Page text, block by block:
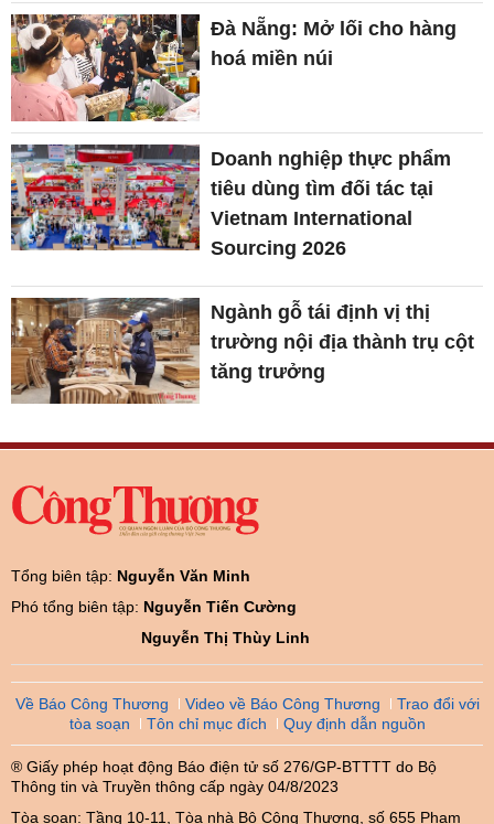
Đà Nẵng: Mở lối cho hàng
hoá miền núi
Doanh nghiệp thực phẩm
tiêu dùng tìm đối tác tại
Vietnam International
Sourcing 2026
Ngành gỗ tái định vị thị
trường nội địa thành trụ cột
tăng trưởng
Tổng biên tập: Nguyễn Văn Minh
Phó tổng biên tập: Nguyễn Tiến Cường
Nguyễn Thị Thùy Linh
Về Báo Công Thương Video về Báo Công Thương
Trao đổi với
tòa soạn
Tôn chỉ mục đích Quy định dẫn nguồn
® Giấy phép hoạt động Báo điện tử số 276/GP-BTTTT do Bộ
Thông tin và Truyền thông cấp ngày 04/8/2023
Tòa soạn: Tầng 10-11, Tòa nhà Bộ Công Thương, số 655 Phạm